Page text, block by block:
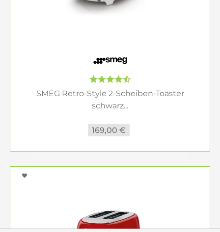
SMEG Retro-Style 2-Scheiben-Toaster
schwarz...
169,00 €